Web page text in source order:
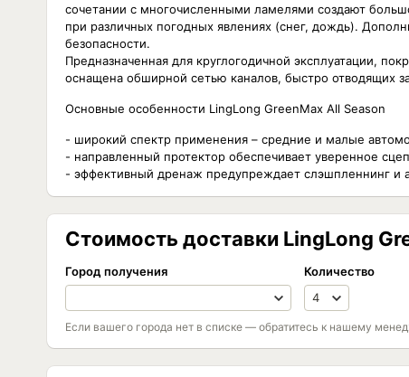
сочетании с многочисленными ламелями создают
при различных погодных явлениях (снег, дождь).
безопасности.
Предназначенная для круглогодичной эксплуатации,
оснащена обширной сетью каналов, быстро отводящих
Основные особенности LingLong GreenMax All Season
- широкий спектр применения – средние и малые
- направленный протектор обеспечивает уверенное
- эффективный дренаж предупреждает слэшпленнинг и
Стоимость доставки LingLong
Город получения Количество
Если вашего города нет в списке — обратитесь к нашему